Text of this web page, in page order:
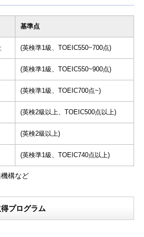
基準点
(英検準1級、TOEIC550~700点)
(英検準1級、TOEIC550~900点)
(英検準1級、TOEIC700点~)
(英検2級以上、TOEIC500点以上)
(英検2級以上)
(英検準1級、TOEIC740点以上)
構など
プログラム